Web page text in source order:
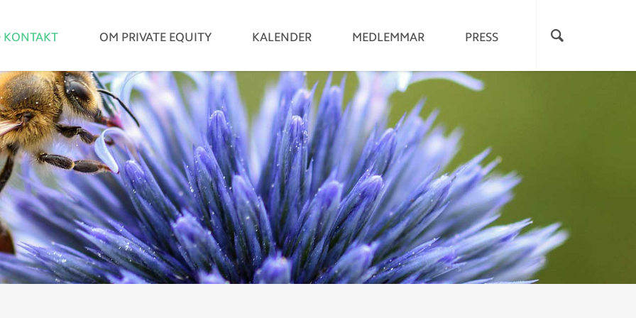
KONTAKT OM PRIVATE EQUITY KALENDER MEDLEMMAR PRESS